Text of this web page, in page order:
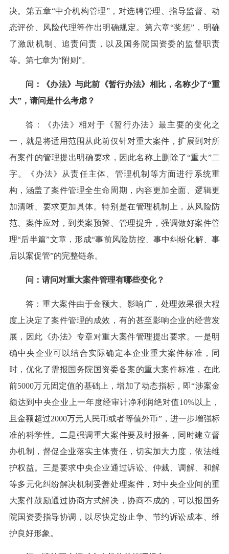
决。第五章“中介机构管理”，对选聘管理、指导监督、动
态评价、风险代理等作出明确规定。第六章“奖惩”，明确
了激励机制、追责问责，以及国务院国资委的监督职责
等。第七章为“附则”。
问：《办法》与此前《暂行办法》相比，名称少了“重
大”，请问是什么考虑？
答：《办法》相对于《暂行办法》最主要的变化之
一，就是将适用范围从此前仅针对重大案件，扩展到对所
有案件的管理提出明确要求，因此名称上删除了“重大”二
字。《办法》从责任主体、管理机制等方面进行系统重
构，涵盖了案件管理全生命周期，内容更加全面、逻辑更
加清晰、要求更加具体。特别是在管理机制上，从风险防
范、案件应对，到类案预警、管理提升，强调做好案件管
理“后半篇”文章，形成“事前风险防控、事中纠纷化解、事
后以案促管”的完整链条。
问：请问对重大案件管理有哪些变化？
答：重大案件由于金额大、影响广，处理效果很大程
度上决定了案件管理的成效，有的甚至影响企业的经营发
展，因此《办法》专章对重大案件管理提出要求。一是明
确中央企业可以结合实际确定本企业重大案件标准，同
时，优化了需报国务院国资委备案的重大案件标准，在此
前5000万元固定值的基础上，增加了动态指标，即“涉案金
额达到中央企业上一年度经审计净利润绝对值10%以上，
且金额超过2000万元人民币或者等值外币”，进一步增强标
准的科学性。二是强调重大案件要及时报备，同时建立督
办机制，督促企业落实主体责任，切实加大力度，依法维
护权益。三是要求中央企业通过诉讼、仲裁、调解、和解
等多元化纠纷解决机制妥善处理案件，对中央企业间的重
大案件鼓励通过协商方式解决，协商不成的，可以报国务
院国资委指导协调，以尽快定纷止争、节约诉讼成本、维
护良好形象。